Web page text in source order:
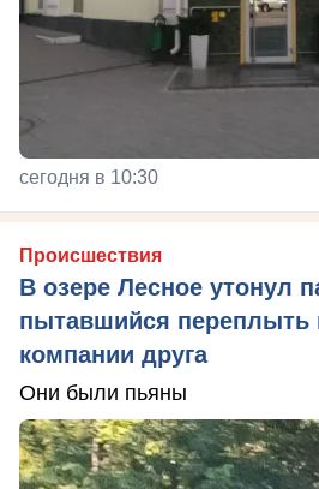
сегодня в 10:30
Происшествия
В озере Лесное утонул
пытавшийся переплыть
компании друга
Они были пьяны